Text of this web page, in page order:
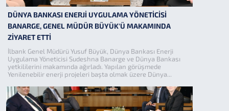
DÜNYA BANKASI ENERJİ UYGULAMA YÖNETİCİSİ
BANARGE, GENEL MÜDÜR BÜYÜK'Ü MAKAMINDA
ZİYARET ETTİ
İlbank Genel Müdürü Yusuf Büyük, Dünya Bankası Enerji
Uygulama Yöneticisi Sudeshna Banarge ve Dünya Bankası
yetkililerini makamında ağırladı. Yapılan görüşmede
Yenilenebilir enerji projeleri başta olmak üzere Dünya...